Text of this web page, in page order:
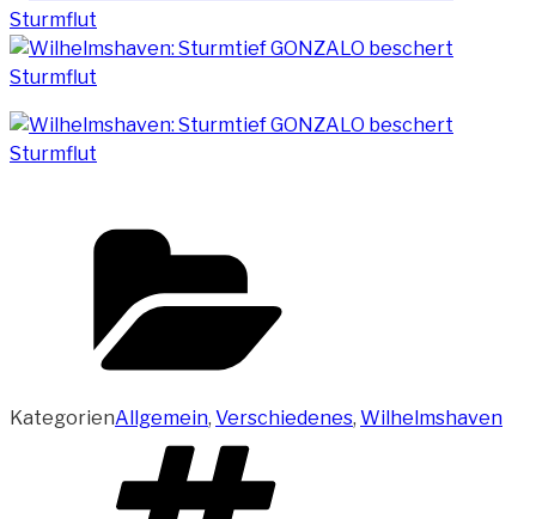
KategorienAllgemein, Verschiedenes, Wilhelmshaven